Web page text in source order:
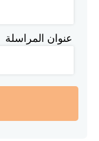
عنوان المراسلة